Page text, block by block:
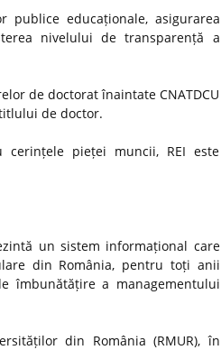
publice educaționale, asigurarea
nivelului de transparență a
de doctorat înaintate CNATDCU
de doctor.
pieței muncii, REI este
un sistem informațional care
din România, pentru toți anii
îmbunătățire a managementului
din România (RMUR), în